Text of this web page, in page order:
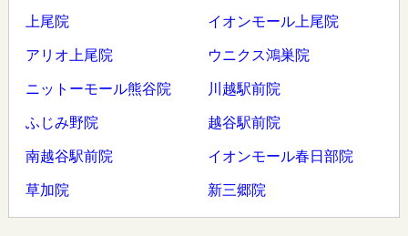
上尾院 イオンモール上尾院
アリオ上尾院 ウニクス鴻巣院
ニットーモール熊谷院 川越駅前院
ふじみ野院 越谷駅前院
南越谷駅前院 イオンモール春日部院
草加院 新三郷院